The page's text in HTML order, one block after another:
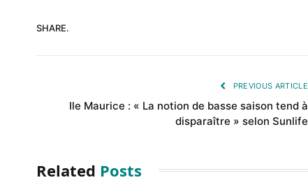
SHARE.
PREVIOUS ARTICLE
Ile Maurice : « La notion de basse saison tend à
disparaître » selon Sunlife
Related Posts